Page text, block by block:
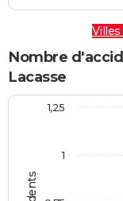
Nombre
Lacasse
1
1,25